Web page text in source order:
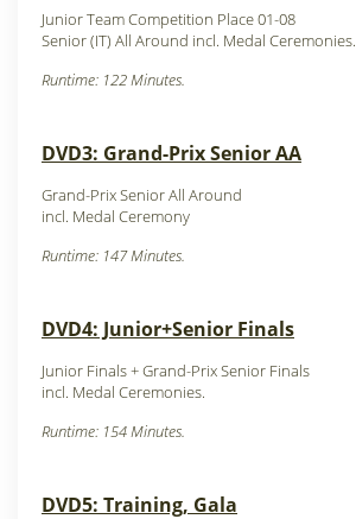
Junior Team Competition Place 01-08
Senior (IT) All Around incl. Medal Ceremonies.
Runtime: 122 Minutes.
DVD3: Grand-Prix Senior AA
Grand-Prix Senior All Around
incl. Medal Ceremony
Runtime: 147 Minutes.
DVD4: Junior+Senior Finals
Junior Finals + Grand-Prix Senior Finals
incl. Medal Ceremonies.
Runtime: 154 Minutes.
DVD5: Training, Gala